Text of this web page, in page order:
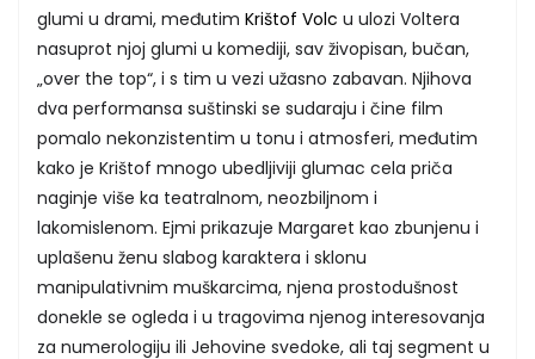
glumi u drami, međutim Krištof Volc u ulozi Voltera
nasuprot njoj glumi u komediji, sav živopisan, bučan,
„over the top“, i s tim u vezi užasno zabavan. Njihova
dva performansa suštinski se sudaraju i čine film
pomalo nekonzistentim u tonu i atmosferi, međutim
kako je Krištof mnogo ubedljiviji glumac cela priča
naginje više ka teatralnom, neozbiljnom i
lakomislenom. Ejmi prikazuje Margaret kao zbunjenu i
uplašenu ženu slabog karaktera i sklonu
manipulativnim muškarcima, njena prostodušnost
donekle se ogleda i u tragovima njenog interesovanja
za numerologiju ili Jehovine svedoke, ali taj segment u